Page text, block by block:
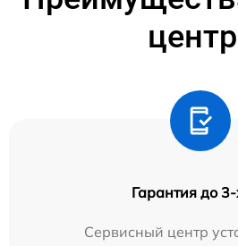
Гарантия до 3-
Сервисный центр